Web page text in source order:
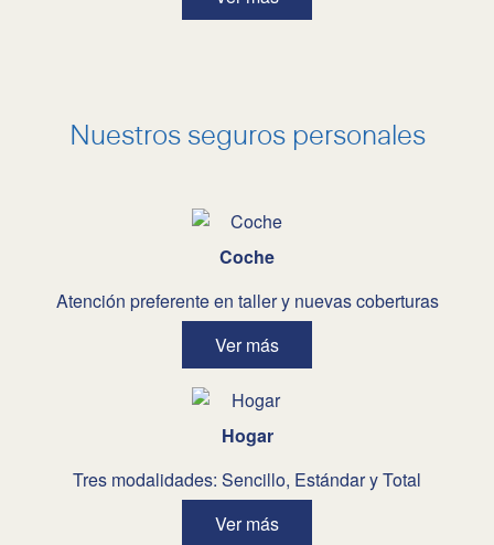
Nuestros seguros personales
Coche
Atención preferente en taller y nuevas coberturas
Ver más
Hogar
Tres modalidades: Sencillo, Estándar y Total
Ver más